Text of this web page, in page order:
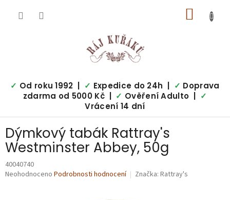
KOŠÍK
✓ Od roku 1992 | ✓ Expedice do 24h | ✓ Doprava
zdarma od 5000 Kč | ✓ Ověření Adulto |
✓
Vrácení 14 dní
Dýmkový tabák Rattray's
Westminster Abbey, 50g
40040740
Průměrné
Neohodnoceno Podrobnosti hodnocení Značka: Rattray's